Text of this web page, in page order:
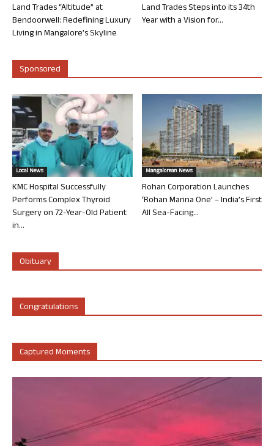
Land Trades “Altitude” at
Bendoorwell: Redefining Luxury
Living in Mangalore’s Skyline
Land Trades Steps into its 34th
Year with a Vision for...
Sponsored
Local News
KMC Hospital Successfully
Performs Complex Thyroid
Surgery on 72-Year-Old Patient
in...
Mangalorean News
Rohan Corporation Launches
‘Rohan Marina One’ – India’s First
All Sea-Facing...
Obituary
Congratulations
Captured Moments